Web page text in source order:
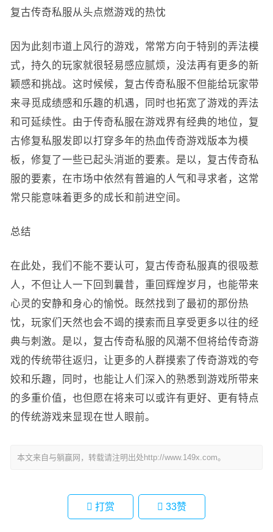
复古传奇私服从头点燃游戏的热忱
因为此刻市道上风行的游戏，常常方向于特别的弄法模
式，持久的玩家就很轻易感应腻烦，没法再有更多的新
颖感和挑战。这时候候，复古传奇私服不但能给玩家带
来寻觅成绩感和乐趣的机遇，同时也拓宽了游戏的弄法
和可延续性。由于传奇私服在游戏界有经典的地位，复
古修复私服发即以打穿多年的热血传奇游戏版本为模
板，修复了一些已起头消逝的要素。是以，复古传奇私
服的要素，在市场中依然有普遍的人气和寻求者，这常
常只能意味着更多的成长和前进空间。
总结
在此处，我们不能不要认可，复古传奇私服真的很吸惹
人，不但让人一下回到曩昔，重回辉煌岁月，也能带来
心灵的安静和身心的愉悦。既然找到了最初的那份热
忱，玩家们天然也会不竭的摸索而且享受更多以往的经
典与刺激。是以，复古传奇私服的风潮不但将给传奇游
戏的传统带往返归，让更多的人群摸索了传奇游戏的夸
姣和乐趣，同时，也能让人们深入的熟悉到游戏所带来
的多重价值，也但愿在将来可以或许有更好、更有特点
的传统游戏来显现在世人眼前。
本文来自与躺赢网，转载请注明出处http://www.149x.com。
打赏 33赞